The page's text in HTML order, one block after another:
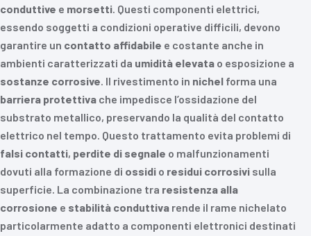
conduttive e morsetti. Questi componenti elettrici,
essendo soggetti a condizioni operative difficili, devono
garantire un contatto affidabile e costante anche in
ambienti caratterizzati da umidità elevata o esposizione a
sostanze corrosive. Il rivestimento in nichel forma una
barriera protettiva che impedisce l’ossidazione del
substrato metallico, preservando la qualità del contatto
elettrico nel tempo. Questo trattamento evita problemi di
falsi contatti, perdite di segnale o malfunzionamenti
dovuti alla formazione di ossidi o residui corrosivi sulla
superficie. La combinazione tra resistenza alla
corrosione e stabilità conduttiva rende il rame nichelato
particolarmente adatto a componenti elettronici destinati